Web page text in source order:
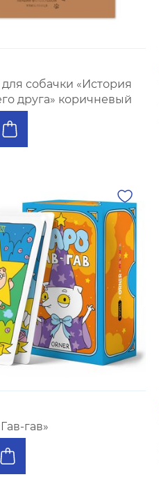
собачки «История
друга» коричневый
гав»